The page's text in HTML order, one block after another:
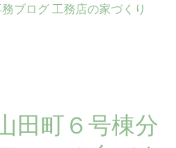
ブログ工務店の家づくり
田町６号棟分